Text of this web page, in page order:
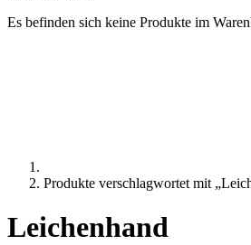
Es befinden sich keine Produkte im
Produkte verschlagwortet mit
Leichenhand